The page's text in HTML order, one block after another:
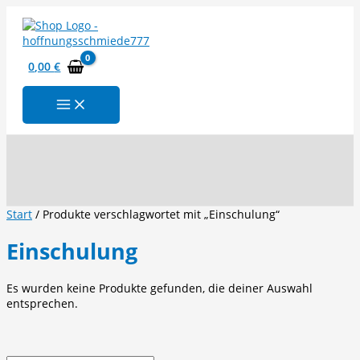
Inhalt
springen
0,00€
Start / Produkte verschlagwortet mit „Einschulung“
Einschulung
Es wurden keine Produkte gefunden, die deiner Auswahl
entsprechen.